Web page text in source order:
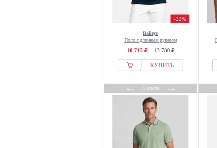
-22%
Baileys
Поло с длинным рукавом
10 715 ₽ 13 780 ₽
КУПИТЬ
←3 цвета→